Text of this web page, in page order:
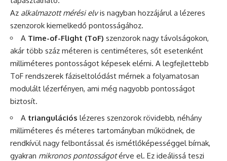
Az alkalmazott mérési elvis nagyban hozzájárul a lézeres
szenzorok kiemelkedő pontosságához.
A Time-of-Flight (ToF) szenzorok nagy távolságokon,
akár több száz méteren is centiméteres, sőt esetenként
milliméteres pontosságot képesek elérni. A legfejlettebb
ToF rendszerek fáziseltolódást mérnek a folyamatosan
modulált lézerfényen, ami még nagyobb pontosságot
biztosít.
A triangulációs lézeres szenzorok rövidebb, néhány
milliméteres és méteres tartományban működnek, de
rendkívül nagy felbontással és ismétlőképességgel bírnak,
gyakran mikronos pontosságotérve el. Ez ideálissá teszi